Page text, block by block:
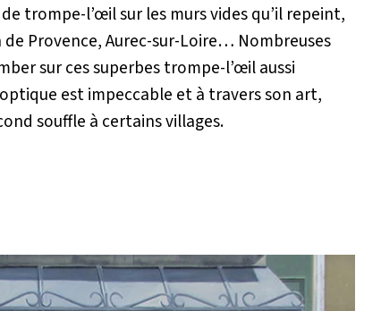
trompe-l’œil sur les murs vides qu’il repeint,
de Provence, Aurec-sur-Loire… Nombreuses
sur ces superbes trompe-l’œil aussi
est impeccable et à travers son art,
souffle à certains villages.